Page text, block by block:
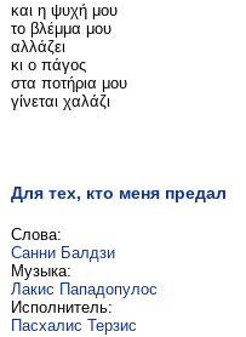
και η ψυχή μου
το βλέμμα μου
αλλάζει
κι ο πάγος
στα ποτήρια μου
γίνεται χαλάζι
Для тех, кто меня предал
Слова:
Санни Балдзи
Музыка:
Лакис Пападопулос
Исполнитель:
Пасхалис Терзис